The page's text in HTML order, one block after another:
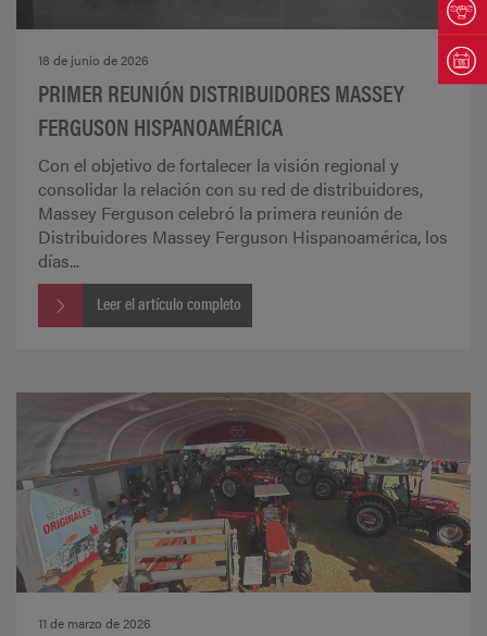
18 de junio de 2026
PRIMER REUNIÓN DISTRIBUIDORES MASSEY
FERGUSON HISPANOAMÉRICA
Con el objetivo de fortalecer la visión regional y
consolidar la relación con su red de distribuidores,
Massey Ferguson celebró la primera reunión de
Distribuidores Massey Ferguson Hispanoamérica, los
días...
Leer el artículo completo
11 de marzo de 2026